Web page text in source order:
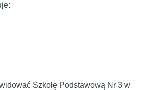
Szkołę Podstawową Nr 3 w